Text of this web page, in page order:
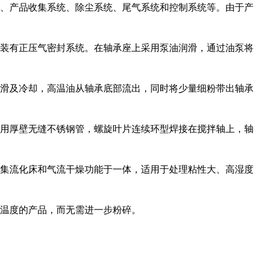
产品收集系统、除尘系统、尾气系统和控制系统等。由于产
有正压气密封系统。在轴承座上采用泵油润滑，通过油泵将
及冷却，高温油从轴承底部流出，同时将少量细粉带出轴承
厚壁无缝不锈钢管，螺旋叶片连续环型焊接在搅拌轴上，轴
流化床和气流干燥功能于一体，适用于处理粘性大、高湿度
度的产品，而无需进一步粉碎。